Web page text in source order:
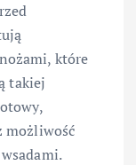
które
takiej
możliwość